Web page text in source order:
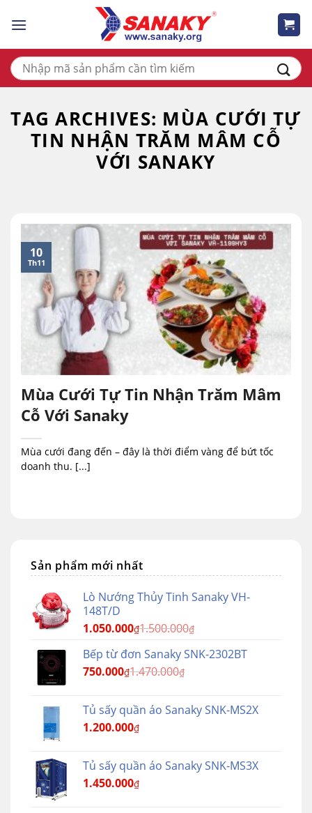
Tìm
kiếm:
TAG ARCHIVES: MÙA CƯỚI TỰ
TIN NHẬN TRĂM MÂM CỖ
VỚI SANAKY
Mùa Cưới Tự Tin Nhận Trăm Mâm
Cỗ Với Sanaky
Mùa cưới đang đến – đây là thời điểm vàng để bứt tốc
doanh thu. [...]
10
Th11
Sản phẩm mới nhất
Lò Nướng Thủy Tinh Sanaky VH-
148T/D
1.050.000₫1.500.000₫
Bếp từ đơn Sanaky SNK-2302BT
750.000₫1.470.000₫
Tủ sấy quần áo Sanaky SNK-MS2X
1.200.000₫
Tủ sấy quần áo Sanaky SNK-MS3X
1.450.000₫